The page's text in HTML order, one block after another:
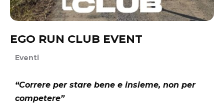
EGO RUN CLUB EVENT
Eventi
“Correre per stare bene e insieme, non per
competere”